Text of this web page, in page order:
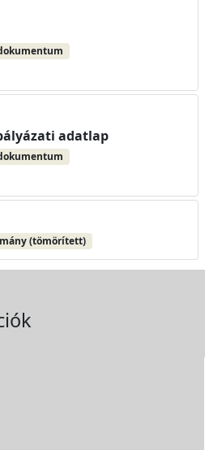
adatlap
(tömörített)